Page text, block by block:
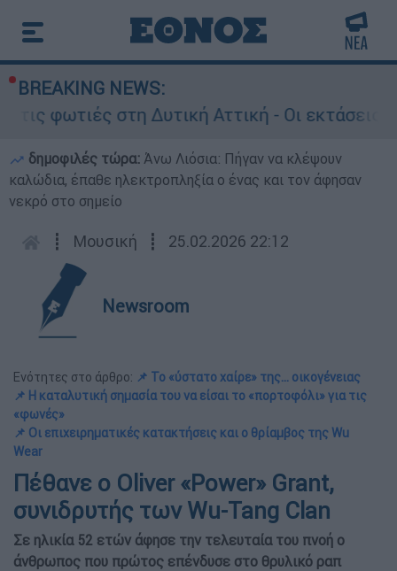
BREAKING NEWS:
στη Δυτική Αττική - Οι εκτάσεις που
δημοφιλές τώρα: Άνω Λιόσια: Πήγαν να κλέψουν
καλώδια, έπαθε ηλεκτροπληξία ο ένας και τον άφησαν
νεκρό στο σημείο
┋ Μουσική ┋ 25.02.2026 22:12
Newsroom
Ενότητες στο άρθρο: 📌 Το «ύστατο χαίρε» της... οικογένειας
📌 Η καταλυτική σημασία του να είσαι το «πορτοφόλι» για τις
«φωνές»
📌 Οι επιχειρηματικές κατακτήσεις και ο θρίαμβος της Wu
Wear
Πέθανε ο Oliver «Power» Grant,
συνιδρυτής των Wu-Tang Clan
Σε ηλικία 52 ετών άφησε την τελευταία του πνοή ο
άνθρωπος που πρώτος επένδυσε στο θρυλικό ραπ